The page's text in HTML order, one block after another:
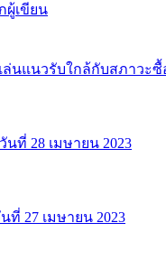
ผู้เขียน
ล่นแนวรับใกล้กับสภาวะซื้
นที่ 28 เมษายน 2023
ที่ 27 เมษายน 2023